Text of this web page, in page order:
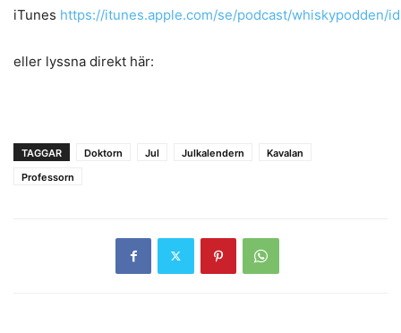
iTunes https://itunes.apple.com/se/podcast/whiskypodden/
eller lyssna direkt här:
TAGGAR Doktorn Jul Julkalendern
Kavalan
Professorn